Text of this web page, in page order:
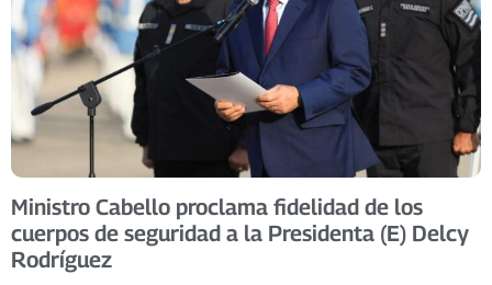
Ministro Cabello proclama fidelidad de los
cuerpos de seguridad a la Presidenta (E) Delcy
Rodríguez